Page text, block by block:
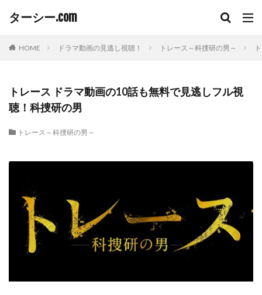
ターシー.com
HOME ドラマ動画の見逃し視聴！ トレース～科捜研の男～
トレース ドラマ動画の10話も無料で見逃しフル視
聴！科捜研の男
トレース～科捜研の男～